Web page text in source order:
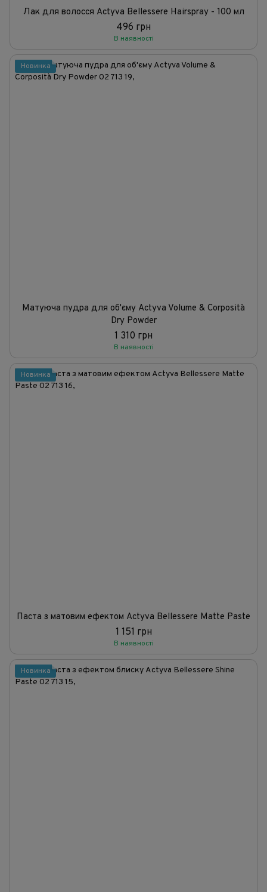
Лак для волосся Actyva Bellessere Hairspray - 100 мл
496 грн
В наявності
Новинка
Матуюча пудра для об'єму Actyva Volume & Corposità
Dry Powder
1 310 грн
В наявності
Новинка
Паста з матовим ефектом Actyva Bellessere Matte Paste
1 151 грн
В наявності
Новинка